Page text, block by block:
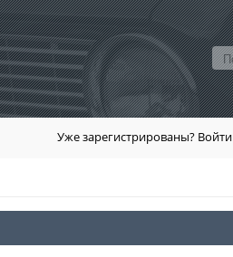
Уже зарегистрированы? Войти